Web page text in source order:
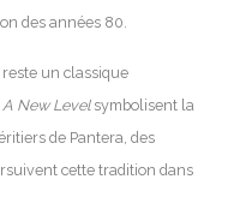
des années 80.
reste un classique
A New Levelsymbolisent la
de Pantera, des
cette tradition dans